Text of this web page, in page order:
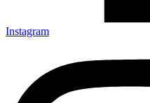
Instagram